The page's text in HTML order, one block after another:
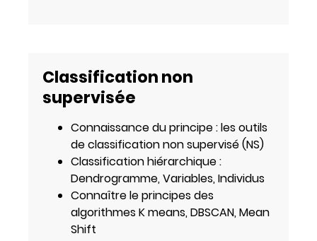
Classification non
supervisée
Connaissance du principe : les outils
de classification non supervisé (NS)
Classification hiérarchique :
Dendrogramme, Variables, Individus
Connaître le principes des
algorithmes K means, DBSCAN, Mean
Shift